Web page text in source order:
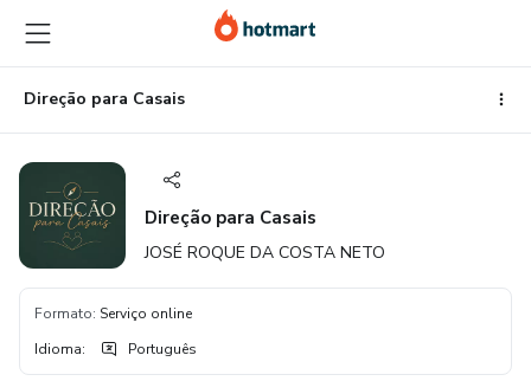
para
o
conteúdo
principal
para
o
pagamento
para
o
rodapé
Direção para Casais
Direção para Casais
JOSÉ ROQUE DA COSTA NETO
Formato: Serviço online
Idioma: Português